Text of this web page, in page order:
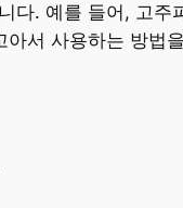
다. 예를 들어, 고
서 사용하는 방법